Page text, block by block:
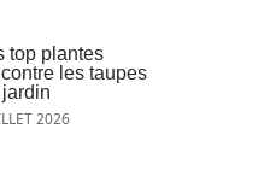
top plantes
les taupes
2026